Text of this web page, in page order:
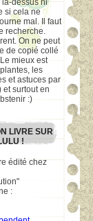
dessus ni
si cela ne
mal. Il faut
recherche.
On ne peut
de copié collé
mieux est
les
et astuces par
et surtout en
:)
LIVRE SUR
!
édité chez
: